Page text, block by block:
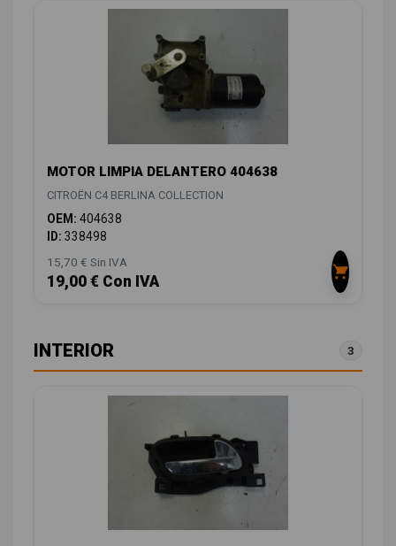
MOTOR LIMPIA DELANTERO 404638
CITROËN C4 BERLINA COLLECTION
OEM: 404638
ID: 338498
15,70 € Sin IVA
19,00 € Con IVA
INTERIOR 3